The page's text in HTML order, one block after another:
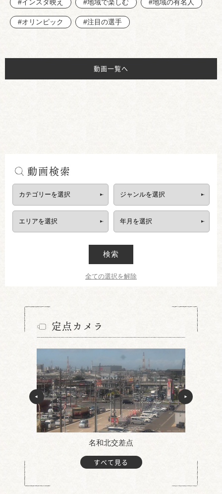
#インスタ映え #地域で楽しむ #地域の有名人
#オリンピック #注目の選手
動画一覧へ
動画検索
検索
全ての選択を解除
定点カメラ
名和北交差点
すべて見る